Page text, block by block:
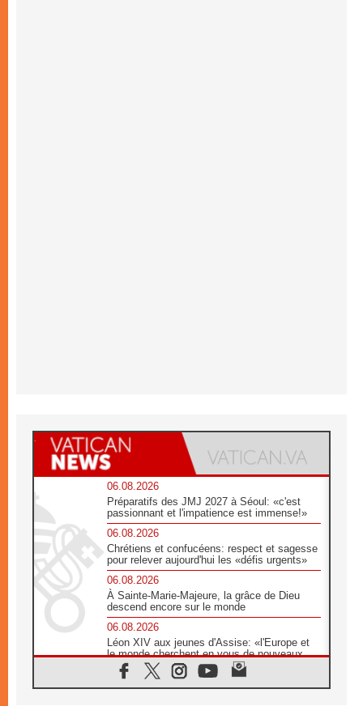
06.08.2026
Préparatifs des JMJ 2027 à Séoul: «c'est
passionnant et l'impatience est immense!»
06.08.2026
Chrétiens et confucéens: respect et sagesse
pour relever aujourd'hui les «défis urgents»
06.08.2026
À Sainte-Marie-Majeure, la grâce de Dieu
descend encore sur le monde
06.08.2026
Léon XIV aux jeunes d'Assise: «l'Europe et
le monde cherchent en vous de nouveaux
saints»
06.08.2026